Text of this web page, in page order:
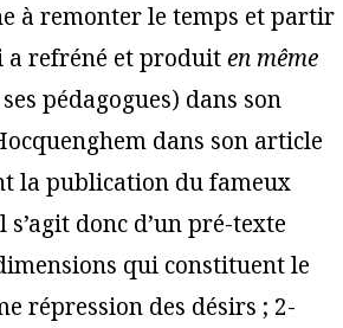
à remonter le temps et partir
a refréné et produiten même
pédagogues) dans son
dans son article
la publication du fameux
s’agit donc d’un pré-texte
qui constituent le
répression des désirs ; 2-